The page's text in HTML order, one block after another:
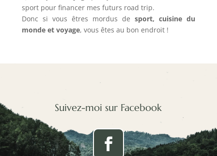
sport pour financer mes futurs road trip.
Donc si vous êtres mordus desport, cuisine du
monde et voyage, vous êtes au bon endroit !
Suivez-moi sur Facebook